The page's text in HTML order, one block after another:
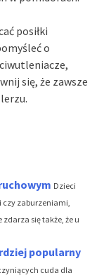
posiłki
o
się, że zawsze
Dzieci
czy zaburzeniami,
się także, że u
popularny
cuda dla